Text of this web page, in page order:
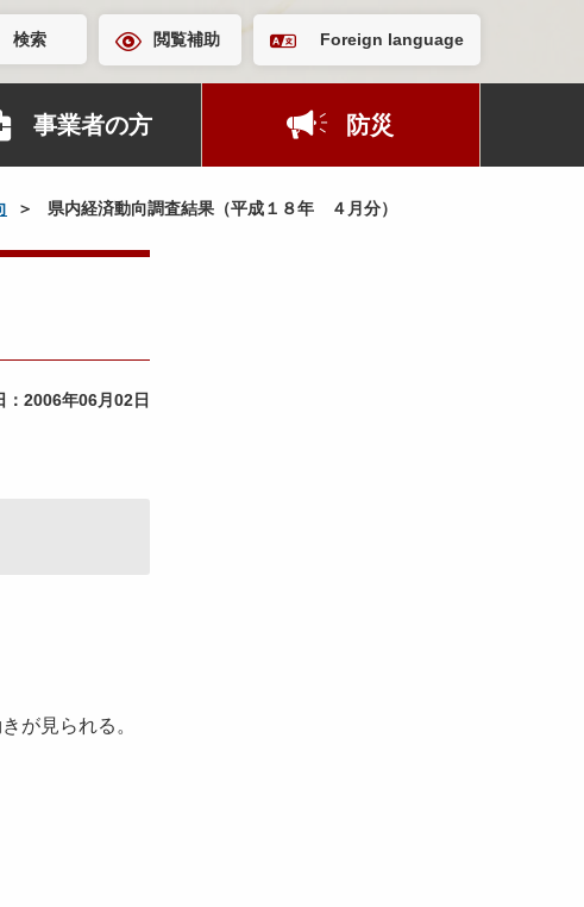
検索 閲覧補助 Foreign language
事業者の方 防災
県内経済動向調査結果（平成１８年 ４月分）
2006年06月02日
が見られる。